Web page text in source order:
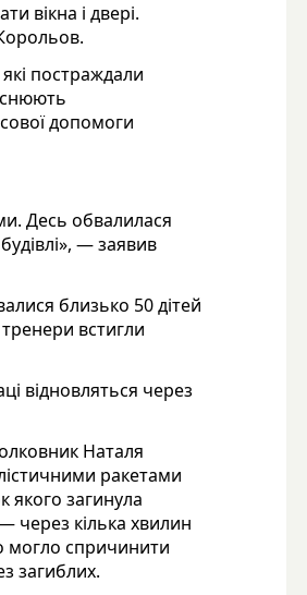
вікна і двері.
постраждали
допомоги
Десь обвалилася
— заявив
близько 50 дітей
встигли
відновляться через
Наталя
ракетами
якого загинула
через кілька хвилин
могло спричинити
загиблих.